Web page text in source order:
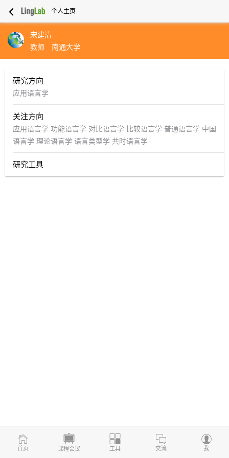
个人主页
宋建清
教师
南通大学
研究方向
应用语言学
关注方向
应用语言学 功能语言学 对比语言学 比较语言学 普通语言学 中国
语言学 理论语言学 语言类型学 共时语言学
研究工具
首页 课程会议 工具 交流 我